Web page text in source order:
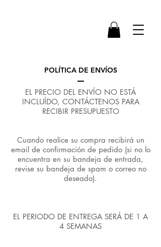
POLÍTICA DE ENVÍOS
EL PRECIO DEL ENVÍO NO ESTÁ
INCLUÍDO, CONTÁCTENOS PARA
RECIBIR PRESUPUESTO
Cuando realice su compra recibirá un
email de confirmación de pedido (si no lo
encuentra en su bandeja de entrada,
revise su bandeja de spam o correo no
deseado).
EL PERIODO DE ENTREGA SERÁ DE 1 A
4 SEMANAS